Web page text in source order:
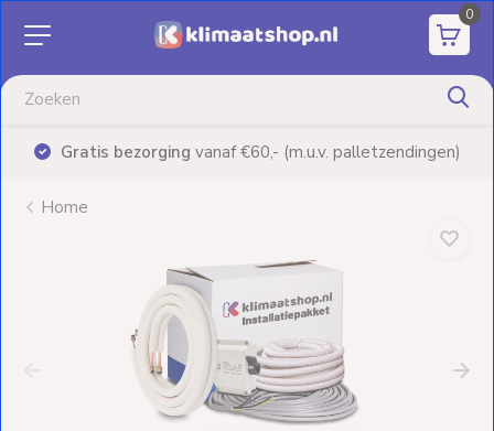
0
Gratis bezorgingvanaf €60,- (m.u.v. palletzendingen)
Aanbiedingen
Elektrische
verwarming
Elektrische
Installatiematerialen
Home